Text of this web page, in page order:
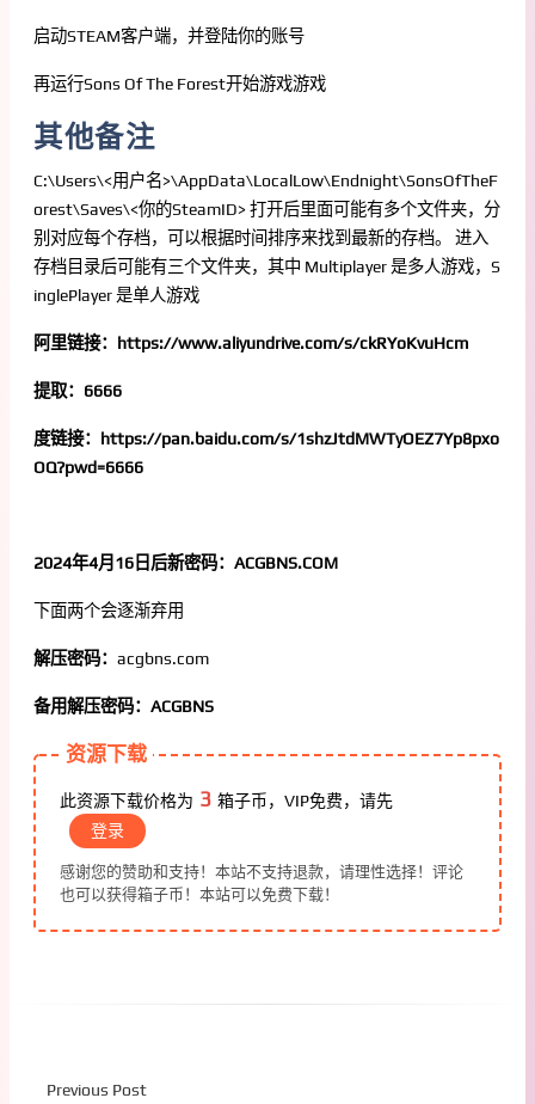
启动STEAM客户端，并登陆你的账号
再运行Sons Of The Forest开始游戏游戏
其他备注
C:\Users\<用户名>\AppData\LocalLow\Endnight\SonsOfTheF
orest\Saves\<你的SteamID> 打开后里面可能有多个文件夹，分
别对应每个存档，可以根据时间排序来找到最新的存档。 进入
存档目录后可能有三个文件夹，其中 Multiplayer 是多人游戏，S
inglePlayer 是单人游戏
阿里链接：https://www.aliyundrive.com/s/ckRYoKvuHcm
提取：6666
度链接：https://pan.baidu.com/s/1shzJtdMWTyOEZ7Yp8pxo
OQ?pwd=6666
2024年4月16日后新密码：ACGBNS.COM
下面两个会逐渐弃用
解压密码： acgbns.com
备用解压密码：ACGBNS
资源下载
此资源下载价格为 3 箱子币，VIP免费，请先
登录
感谢您的赞助和支持！本站不支持退款，请理性选择！评论
也可以获得箱子币！本站可以免费下载！
Previous Post